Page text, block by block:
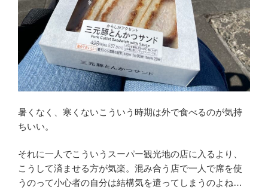
暑くなく、寒くないこういう時期は外で食べるのが気持
ちいい。
それに一人でこういうスーパー観光地の店に入るより、
こうして済ませる方が気楽。混み合う店で一人で席を使
うのって小心者の自分は結構気を遣ってしまうのよね…